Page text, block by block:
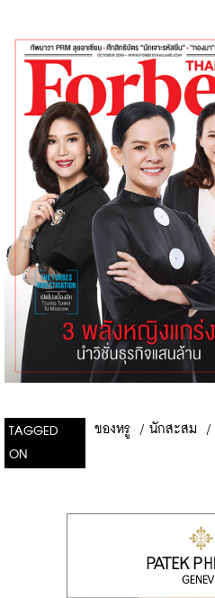
TAGGED
ON
ของหรู / นักสะสม /